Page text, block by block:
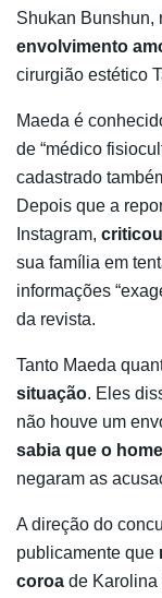
Shukan Bunshun,
envolvimento
cirurgião estético
Maeda é
de “médico
cadastrado
Depois que a
Instagram,
sua família em
informações
da revista.
Tanto Maeda
situação. Eles
não houve um
sabia que o
negaram as
A direção do
publicamente que
coroa de Karolina